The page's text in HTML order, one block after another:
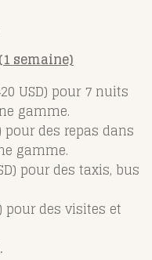
semaine)
USD) pour 7 nuits
gamme.
pour des repas dans
gamme.
pour des taxis, bus
pour des visites et